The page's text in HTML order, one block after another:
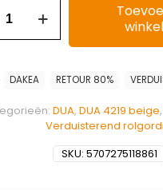
SKU: 5707275118861
DUA, DUA 4219 beige,
Verduisterend
DAKEA RETOUR 80%